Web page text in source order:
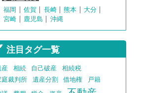
福岡 佐賀 長崎 熊本
大分
宮崎
鹿児島 沖縄
注目タグ一覧
産 相続 自己破産
相続税
庭裁判所
遺産分割 借地権
戸籍